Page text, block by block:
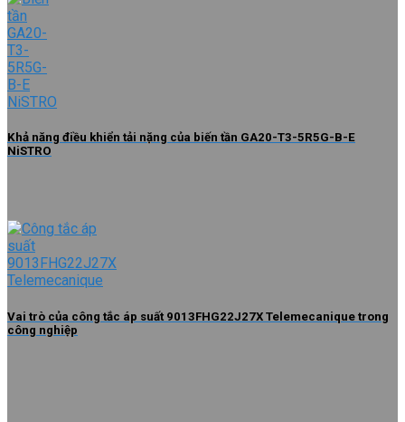
Khả năng điều khiển tải nặng của biến tần GA20-T3-5R5G-B-E
NiSTRO
Vai trò của công tắc áp suất 9013FHG22J27X Telemecanique trong
công nghiệp